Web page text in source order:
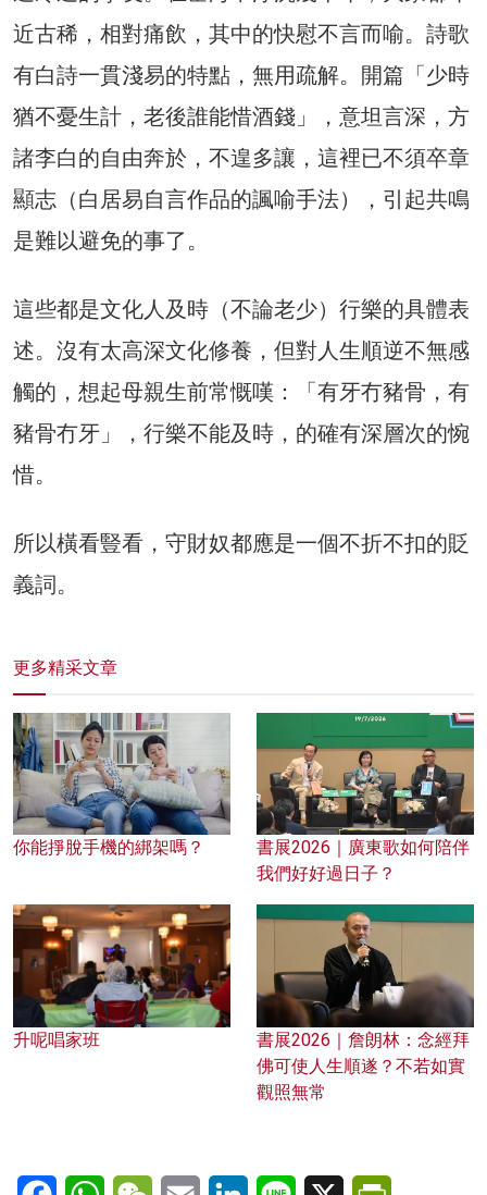
近古稀，相對痛飲，其中的快慰不言而喻。詩歌
有白詩一貫淺易的特點，無用疏解。開篇「少時
猶不憂生計，老後誰能惜酒錢」，意坦言深，方
諸李白的自由奔於，不遑多讓，這裡已不須卒章
顯志（白居易自言作品的諷喻手法），引起共鳴
是難以避免的事了。
這些都是文化人及時（不論老少）行樂的具體表
述。沒有太高深文化修養，但對人生順逆不無感
觸的，想起母親生前常慨嘆：「有牙冇豬骨，有
豬骨冇牙」，行樂不能及時，的確有深層次的惋
惜。
所以橫看豎看，守財奴都應是一個不折不扣的貶
義詞。
更多精采文章
你能掙脫手機的綁架嗎？
書展2026｜廣東歌如何陪伴
我們好好過日子？
升呢唱家班
書展2026｜詹朗林：念經拜
佛可使人生順遂？不若如實
觀照無常
FacebookWhatsAppWeChatEmail LinkedInLine X